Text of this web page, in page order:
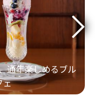
通年楽しめるブル
ェ